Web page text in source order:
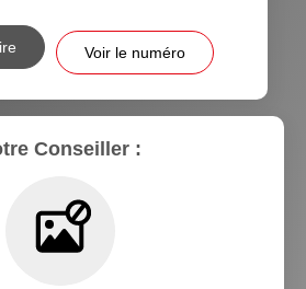
Voir le numéro
Conseiller :